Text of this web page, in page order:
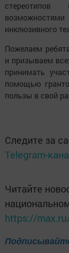
инклюзивного
Пожелаем
и призываем
принимать
помощью
пользы в свой
Следите за
Telegram-
Читайте
https://